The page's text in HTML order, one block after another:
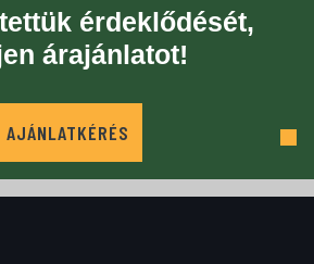
érdeklődését,
árajánlatot!
AJÁNLATKÉRÉS